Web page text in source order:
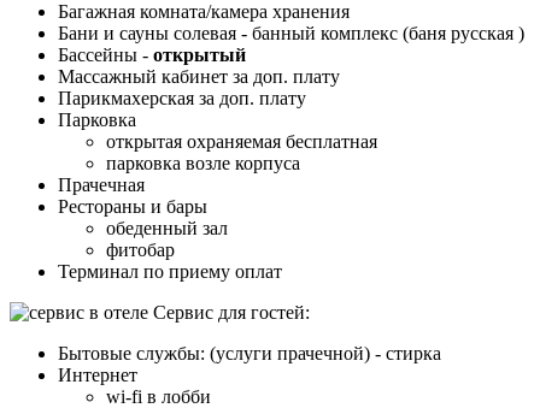
Багажная комната/камера хранения
Бани и сауны солевая - банный комплекс (баня русская )
Бассейны - открытый
Массажный кабинет за доп. плату
Парикмахерская за доп. плату
Парковка
открытая охраняемая бесплатная
парковка возле корпуса
Прачечная
Рестораны и бары
обеденный зал
фитобар
Терминал по приему оплат
Cервис для гостей:
Бытовые службы: (услуги прачечной) - стирка
Интернет
wi-fi в лобби